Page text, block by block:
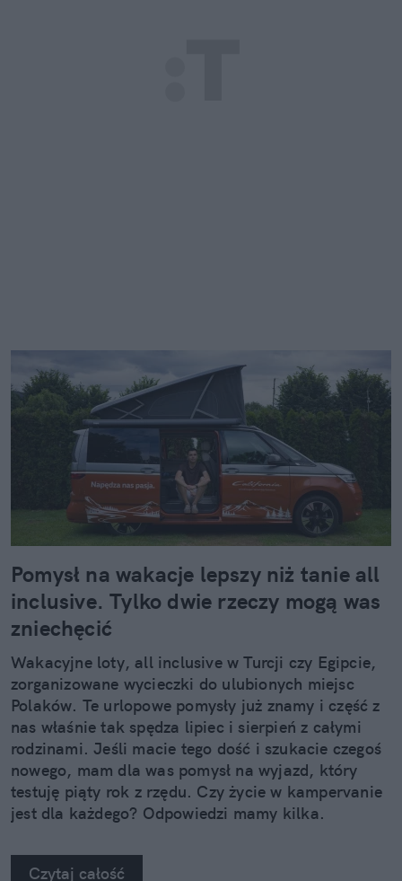
Pomysł na wakacje lepszy niż tanie all
inclusive. Tylko dwie rzeczy mogą was
zniechęcić
Wakacyjne loty, all inclusive w Turcji czy Egipcie,
zorganizowane wycieczki do ulubionych miejsc
Polaków. Te urlopowe pomysły już znamy i część z
nas właśnie tak spędza lipiec i sierpień z całymi
rodzinami. Jeśli macie tego dość i szukacie czegoś
nowego, mam dla was pomysł na wyjazd, który
testuję piąty rok z rzędu. Czy życie w kampervanie
jest dla każdego? Odpowiedzi mamy kilka.
Czytaj całość